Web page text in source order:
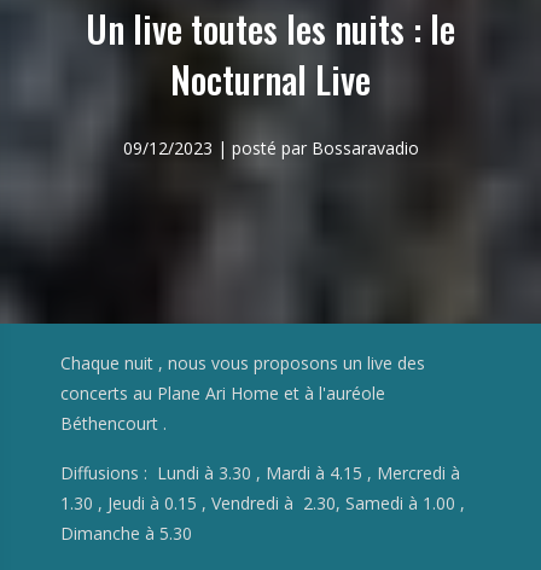
Un live toutes les nuits : le
Nocturnal Live
09/12/2023 | posté par Bossaravadio
Chaque nuit , nous vous proposons un live des
concerts au Plane Ari Home et à l'auréole
Béthencourt .
Diffusions : Lundi à 3.30 , Mardi à 4.15 , Mercredi à
1.30 , Jeudi à 0.15 , Vendredi à 2.30, Samedi à 1.00 ,
Dimanche à 5.30